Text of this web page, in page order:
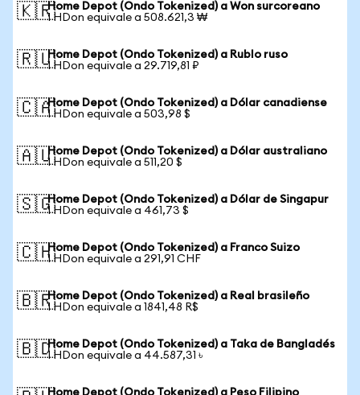
🇰🇷Home Depot (Ondo Tokenized) a Won surcoreano
1 HDon equivale a 508.621,3 ₩
🇷🇺Home Depot (Ondo Tokenized) a Rublo ruso
1 HDon equivale a 29.719,81 ₽
🇨🇦Home Depot (Ondo Tokenized) a Dólar canadiense
1 HDon equivale a 503,98 $
🇦🇺Home Depot (Ondo Tokenized) a Dólar australiano
1 HDon equivale a 511,20 $
🇸🇬Home Depot (Ondo Tokenized) a Dólar de Singapur
1 HDon equivale a 461,73 $
🇨🇭Home Depot (Ondo Tokenized) a Franco Suizo
1 HDon equivale a 291,91 CHF
🇧🇷Home Depot (Ondo Tokenized) a Real brasileño
1 HDon equivale a 1841,48 R$
🇧🇩Home Depot (Ondo Tokenized) a Taka de Bangladés
1 HDon equivale a 44.587,31 ৳
Home Depot (Ondo Tokenized) a Peso Filipino